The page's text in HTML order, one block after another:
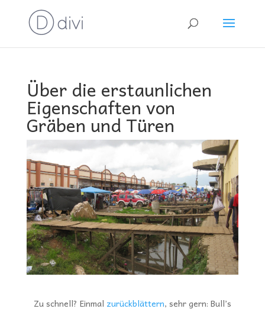
Über die erstaunlichen
Eigenschaften von
Gräben und Türen
Zu schnell? Einmal zurückblättern, sehr gern: Bull’s